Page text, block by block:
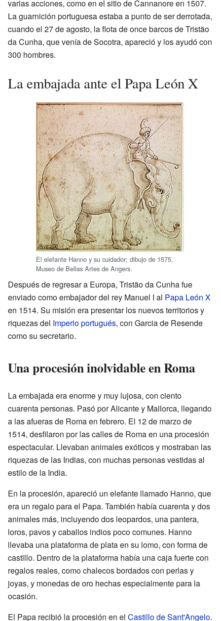
varias acciones, como en el sitio de Cannanore en 1507.
La guarnición portuguesa estaba a punto de ser derrotada,
cuando el 27 de agosto, la flota de once barcos de Tristão
da Cunha, que venía de Socotra, apareció y los ayudó con
300 hombres.
La embajada ante el Papa León X
El elefante Hanno y su cuidador; dibujo de 1575,
Museo de Bellas Artes de Angers.
Después de regresar a Europa, Tristão da Cunha fue
enviado como embajador del rey Manuel I al Papa León X
en 1514. Su misión era presentar los nuevos territorios y
riquezas del Imperio portugués, con Garcia de Resende
como su secretario.
Una procesión inolvidable en Roma
La embajada era enorme y muy lujosa, con ciento
cuarenta personas. Pasó por Alicante y Mallorca, llegando
a las afueras de Roma en febrero. El 12 de marzo de
1514, desfilaron por las calles de Roma en una procesión
espectacular. Llevaban animales exóticos y mostraban las
riquezas de las Indias, con muchas personas vestidas al
estilo de la India.
En la procesión, apareció un elefante llamado Hanno, que
era un regalo para el Papa. También había cuarenta y dos
animales más, incluyendo dos leopardos, una pantera,
loros, pavos y caballos indios poco comunes. Hanno
llevaba una plataforma de plata en su lomo, con forma de
castillo. Dentro de la plataforma había una caja fuerte con
regalos reales, como chalecos bordados con perlas y
joyas, y monedas de oro hechas especialmente para la
ocasión.
El Papa recibió la procesión en el Castillo de Sant'Angelo.